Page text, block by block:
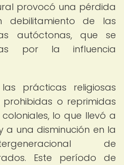
provocó una pérdida
de las
autóctonas, que se
por la influencia
prácticas religiosas
o reprimidas
lo que llevó a
a una disminución en la
de
Este período de